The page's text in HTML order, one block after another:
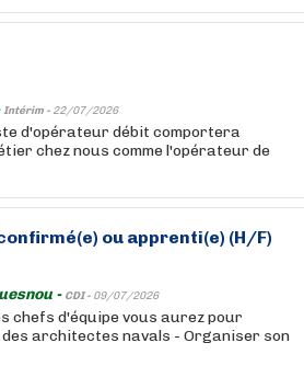
Intérim - 22/07/2026
d'opérateur débit comportera
chez nous comme l'opérateur de
ou apprenti(e) (H/F)
- CDI - 09/07/2026
chefs d'équipe vous aurez pour
architectes navals - Organiser son